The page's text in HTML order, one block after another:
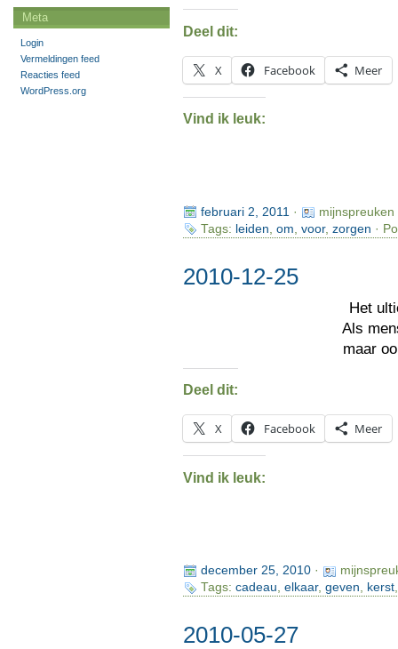
Deel dit:
X Facebook Meer
Vind ik leuk:
februari 2, 2011 ·
mijnspreuken
Tags: leiden om voor, zorgen ·
2010-12-25
Het
Als
maar
Deel dit:
X Facebook Meer
Vind ik leuk:
december 25, 2010·
Tags: cadeau, elkaar, geven, kerst
2010-05-27
Meta
Login
Vermeldingen feed
Reacties feed
WordPress.org